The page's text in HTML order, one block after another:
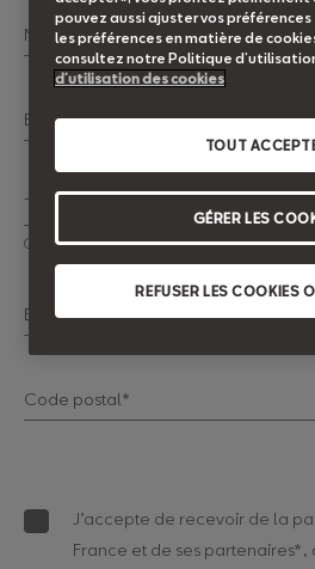
Nom*
Email*
Téléphone*
Ce champ doit contenir 10 chiffres
Envisagez-vous de faire financer
Code postal*
J’accepte de recevoir de la
France et de ses
pouvez aussi ajuster vos préférences
les préférences en matière de cookies
consultez notre Politique
d’utilisation des cookies
REFUSER LES COOKIES
TOUT
GÉRER LES